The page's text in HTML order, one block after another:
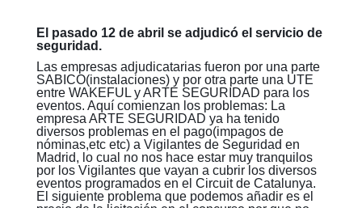
El pasado 12 de abril se adjudicó el servicio de
seguridad.
Las empresas adjudicatarias fueron por una parte
SABICO(instalaciones) y por otra parte una UTE
entre WAKEFUL y ARTE SEGURIDAD para los
eventos. Aquí comienzan los problemas: La
empresa ARTE SEGURIDAD ya ha tenido
diversos problemas en el pago(impagos de
nóminas,etc etc) a Vigilantes de Seguridad en
Madrid, lo cual no nos hace estar muy tranquilos
por los Vigilantes que vayan a cubrir los diversos
eventos programados en el Circuit de Catalunya.
El siguiente problema que podemos añadir es el